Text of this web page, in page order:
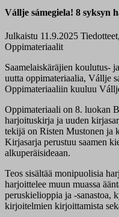
Vállje sámegiela! 8 syksyn
Julkaistu 11.9.2025
Oppimateriaalit
Saamelaiskäräjien koulutus-
uutta oppimateriaalia, Vállje
Oppimateriaaliin kuuluu
Oppimateriaali on 8. luokan
harjoituskirja ja uuden
tekijä on Risten Mustonen ja
Kirjasarja perustuu saamen
alkuperäisideaan.
Teos sisältää monipuolisia
harjoittelee muun muassa
peruskielioppia ja -sanastoa,
kirjoitelmien kirjoittamista